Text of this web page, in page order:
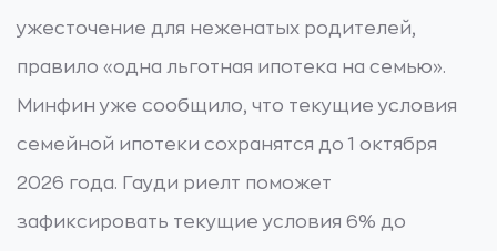
ужесточение для неженатых родителей,
правило «одна льготная ипотека на семью».
Минфин уже сообщило, что текущие условия
семейной ипотеки сохранятся до 1 октября
2026 года. Гауди риелт поможет
зафиксировать текущие условия 6% до